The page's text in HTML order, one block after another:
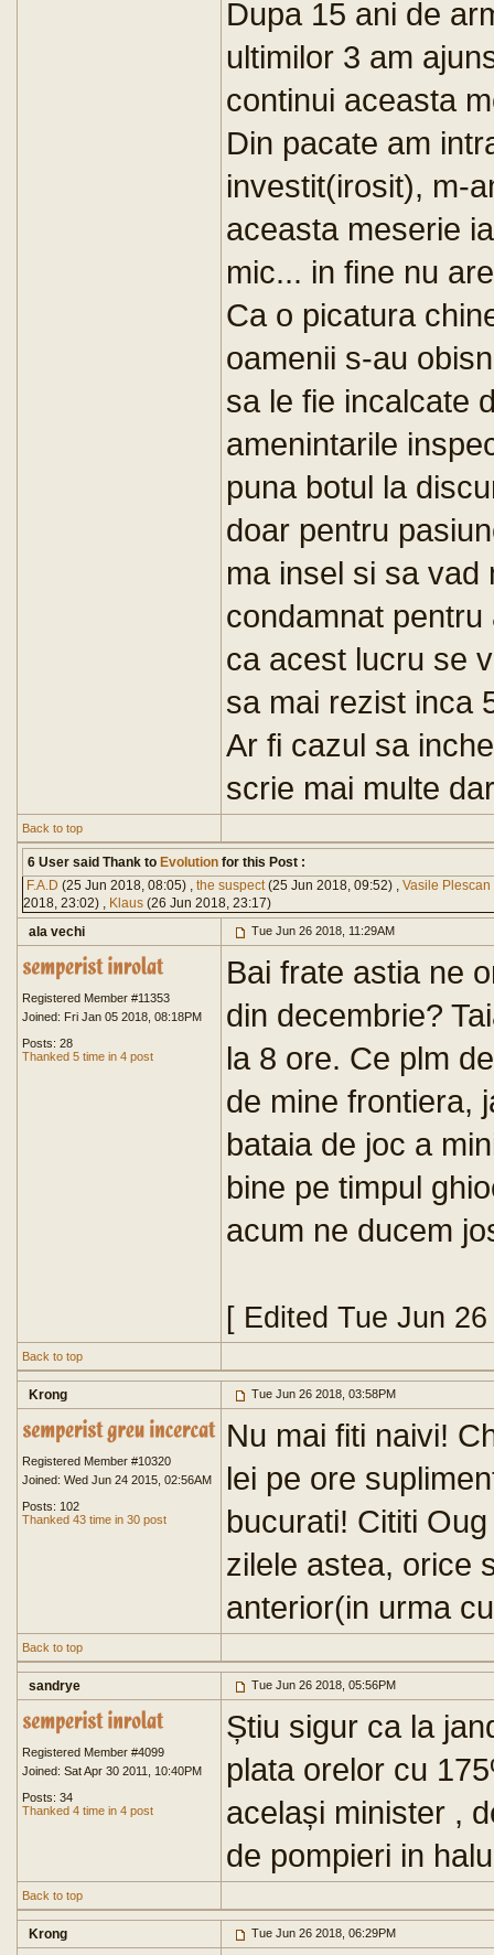
Dupa 15 ani de
ultimilor 3 am
continui aceasta
Din pacate am
investit(irosit), m-
aceasta meserie
mic... in fine nu
Ca o picatura
oamenii s-au
sa le fie incalcate
amenintarile
puna botul la
doar pentru
ma insel si sa vad
condamnat
ca acest lucru se
sa mai rezist inca
Ar fi cazul sa
scrie mai multe
Back to top
6 User said Thank to Evolution for this Post :
F.A.D (25 Jun 2018, 08:05) , the suspect(25 Jun 2018, 09:52) , Vasile Plescan
2018, 23:02) , Klaus (26 Jun 2018, 23:17)
ala vechi
Tue Jun 26 2018, 11:29AM
Registered Member #11353
Joined: Fri Jan 05 2018, 08:18PM
Posts: 28
Thanked 5 time in 4 post
Bai frate astia ne
din decembrie?
la 8 ore. Ce plm
de mine frontiera,
bataia de joc a
bine pe timpul
acum ne ducem
[ Edited Tue Jun
Back to top
Krong Tue Jun 26 2018, 03:58PM
Registered Member #10320
Joined: Wed Jun 24 2015, 02:56AM
Posts: 102
Thanked 43 time in 30 post
Nu mai fiti naivi!
lei pe ore
bucurati! Cititi
zilele astea, orice
anterior(in urma
Back to top
sandrye Tue Jun 26 2018, 05:56PM
Registered Member #4099
Joined: Sat Apr 30 2011, 10:40PM
Posts: 34
Thanked 4 time in 4 post
Știu sigur ca la
plata orelor cu
același minister ,
de pompieri in
Back to top
Krong Tue Jun 26 2018, 06:29PM